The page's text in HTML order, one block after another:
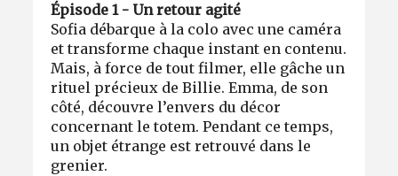
Épisode 1 - Un retour agité
Sofia débarque à la colo avec une caméra
et transforme chaque instant en contenu.
Mais, à force de tout filmer, elle gâche un
rituel précieux de Billie. Emma, de son
côté, découvre l’envers du décor
concernant le totem. Pendant ce temps,
un objet étrange est retrouvé dans le
grenier.